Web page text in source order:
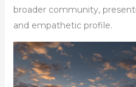
broader community,
and empathetic profile.